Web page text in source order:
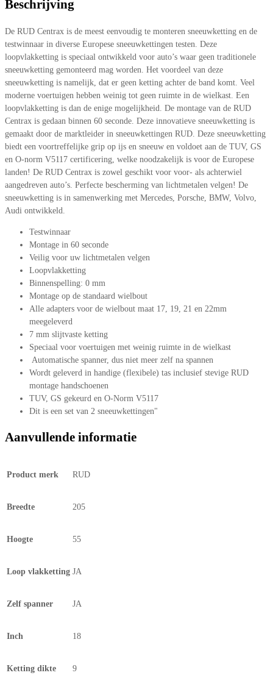
Beschrijving
De RUD Centrax is de meest eenvoudig te monteren sneeuwketting en de
testwinnaar in diverse Europese sneeuwkettingen testen. Deze
loopvlakketting is speciaal ontwikkeld voor auto’s waar geen traditionele
sneeuwketting gemonteerd mag worden. Het voordeel van deze
sneeuwketting is namelijk, dat er geen ketting achter de band komt. Veel
moderne voertuigen hebben weinig tot geen ruimte in de wielkast. Een
loopvlakketting is dan de enige mogelijkheid. De montage van de RUD
Centrax is gedaan binnen 60 seconde. Deze innovatieve sneeuwketting is
gemaakt door de marktleider in sneeuwkettingen RUD. Deze sneeuwketting
biedt een voortreffelijke grip op ijs en sneeuw en voldoet aan de TUV, GS
en O-norm V5117 certificering, welke noodzakelijk is voor de Europese
landen! De RUD Centrax is zowel geschikt voor voor- als achterwiel
aangedreven auto’s. Perfecte bescherming van lichtmetalen velgen! De
sneeuwketting is in samenwerking met Mercedes, Porsche, BMW, Volvo,
Audi ontwikkeld.
Testwinnaar
Montage in 60 seconde
Veilig voor uw lichtmetalen velgen
Loopvlakketting
Binnenspelling: 0 mm
Montage op de standaard wielbout
Alle adapters voor de wielbout maat 17, 19, 21 en 22mm
meegeleverd
7 mm slijtvaste ketting
Speciaal voor voertuigen met weinig ruimte in de wielkast
Automatische spanner, dus niet meer zelf na spannen
Wordt geleverd in handige (flexibele) tas inclusief stevige RUD
montage handschoenen
TUV, GS gekeurd en O-Norm V5117
Dit is een set van 2 sneeuwkettingen"
Aanvullende informatie
Product merk RUD
Breedte 205
Hoogte 55
Loop vlakketting JA
Zelf spanner JA
Inch 18
Ketting dikte 9